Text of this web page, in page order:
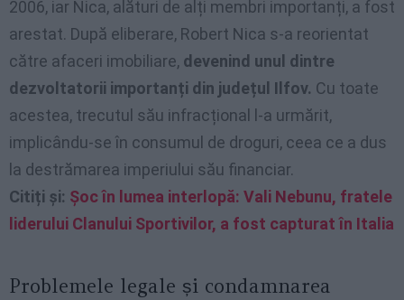
2006, iar Nica, alături de alți membri importanți, a fost
arestat. După eliberare, Robert Nica s-a reorientat
către afaceri imobiliare, devenind unul dintre
dezvoltatorii importanți din județul Ilfov. Cu toate
acestea, trecutul său infracțional l-a urmărit,
implicându-se în consumul de droguri, ceea ce a dus
la destrămarea imperiului său financiar.
Citiți și: Șoc în lumea interlopă: Vali Nebunu, fratele
liderului Clanului Sportivilor, a fost capturat în Italia
Problemele legale și condamnarea